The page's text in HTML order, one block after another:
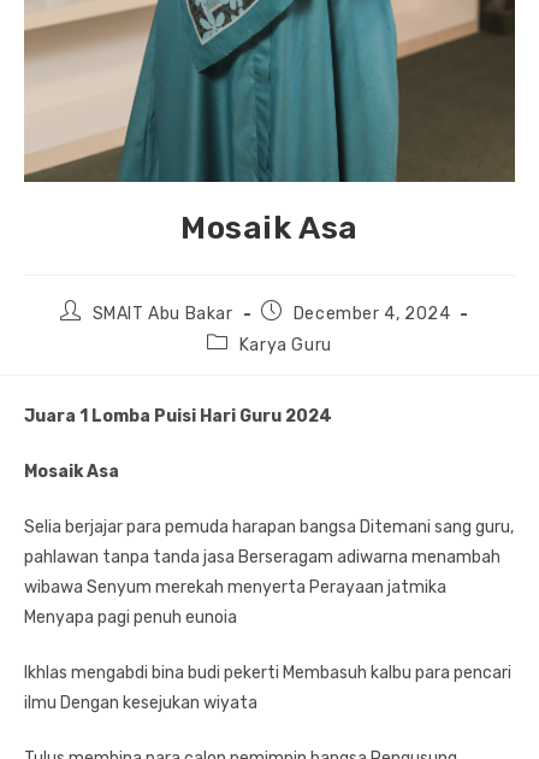
Mosaik Asa
PostSMAIT Abu Bakar
Post
published:
December 4, 2024
PostKarya Guru
Juara 1 Lomba Puisi Hari Guru 2024
Mosaik Asa
Selia berjajar para pemuda harapan bangsa Ditemani sang guru,
pahlawan tanpa tanda jasa Berseragam adiwarna menambah
wibawa Senyum merekah menyerta Perayaan jatmika
Menyapa pagi penuh eunoia
Ikhlas mengabdi bina budi pekerti Membasuh kalbu para pencari
ilmu Dengan kesejukan wiyata